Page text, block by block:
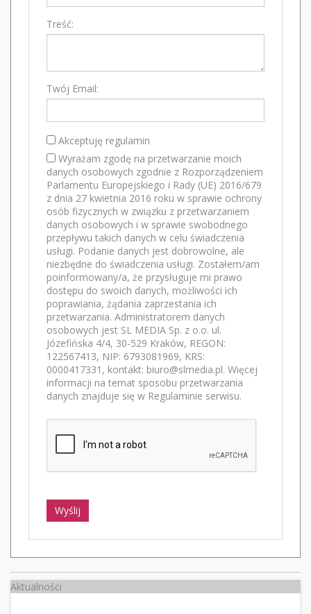
Treść:
Twój Email:
Akceptuję regulamin
Wyrażam zgodę na przetwarzanie moich
danych osobowych zgodnie z Rozporządzeniem
Parlamentu Europejskiego i Rady (UE) 2016/679
z dnia 27 kwietnia 2016 roku w sprawie ochrony
osób fizycznych w związku z przetwarzaniem
danych osobowych i w sprawie swobodnego
przepływu takich danych w celu świadczenia
usługi. Podanie danych jest dobrowolne, ale
niezbędne do świadczenia usługi. Zostałem/am
poinformowany/a, że przysługuje mi prawo
dostępu do swoich danych, możliwości ich
poprawiania, żądania zaprzestania ich
przetwarzania. Administratorem danych
osobowych jest SL MEDIA Sp. z o.o. ul.
Józefińska 4/4, 30-529 Kraków, REGON:
122567413, NIP: 6793081969, KRS:
0000417331, kontakt: biuro@slmedia.pl. Więcej
informacji na temat sposobu przetwarzania
danych znajduje się w Regulaminie serwisu.
Wyślij
Aktualności